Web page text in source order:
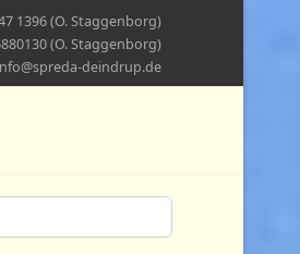
1396 (O. Staggenborg)
(O. Staggenborg)
deindrup.de